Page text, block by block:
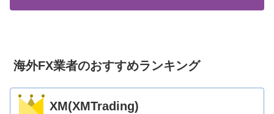
海外FX業者のおすすめランキング
XM(XMTrading)